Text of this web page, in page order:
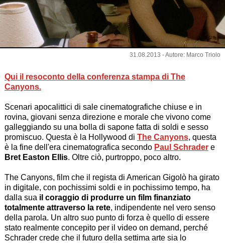
31.08.2013 - Autore: Marco Triolo
Qui il resoconto della conferenza stampa di The
Canyons.
Scenari apocalittici di sale cinematografiche chiuse e in
rovina, giovani senza direzione e morale che vivono come
galleggiando su una bolla di sapone fatta di soldi e sesso
promiscuo. Questa è la Hollywood di The Canyons, questa
è la fine dell'era cinematografica secondo Paul Schradere
Bret Easton Ellis. Oltre ciò, purtroppo, poco altro.
The Canyons, film che il regista di American Gigolò ha girato
in digitale, con pochissimi soldi e in pochissimo tempo, ha
dalla sua il coraggio di produrre un film finanziato
totalmente attraverso la rete, indipendente nel vero senso
della parola. Un altro suo punto di forza è quello di essere
stato realmente concepito per il video on demand, perché
Schrader crede che il futuro della settima arte sia lo